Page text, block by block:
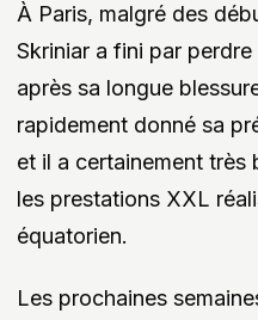
À Paris, malgré des
Skriniar a fini par
après sa longue
rapidement donné sa
et il a certainement
les prestations XXL
équatorien.
Les prochaines